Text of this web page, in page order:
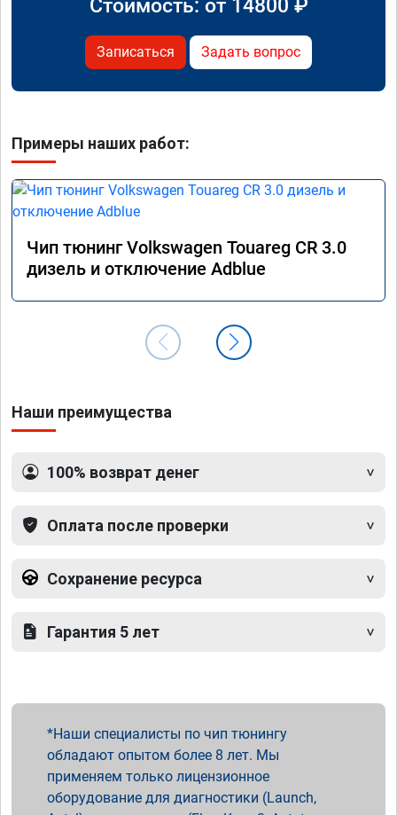
Стоимость: от 14800 ₽
Записаться Задать вопрос
Примеры наших работ:
Чип тюнинг Volkswagen Touareg CR 3.0
дизель и отключение Adblue
Наши преимущества
100% возврат денег
Оплата после проверки
Сохранение ресурса
Гарантия 5 лет
Наши специалисты по чип тюнингу
обладают опытом более 8 лет. Мы
применяем только лицензионное
оборудование для диагностики (Launch,